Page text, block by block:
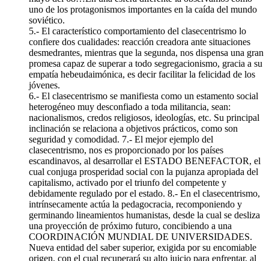
uno de los protagonismos importantes en la caída del mundo
soviético.
5.- El característico comportamiento del clasecentrismo lo
confiere dos cualidades: reacción creadora ante situaciones
desmedrantes, mientras que la segunda, nos dispensa una gran
promesa capaz de superar a todo segregacionismo, gracia a su
empatía hebeudaimónica, es decir facilitar la felicidad de los
jóvenes.
6.- El clasecentrismo se manifiesta como un estamento social
heterogéneo muy desconfiado a toda militancia, sean:
nacionalismos, credos religiosos, ideologías, etc. Su principal
inclinación se relaciona a objetivos prácticos, como son
seguridad y comodidad. 7.- El mejor ejemplo del
clasecentrismo, nos es proporcionado por los países
escandinavos, al desarrollar el ESTADO BENEFACTOR, el
cual conjuga prosperidad social con la pujanza apropiada del
capitalismo, activado por el triunfo del competente y
debidamente regulado por el estado. 8.- En el clasecentrismo,
intrínsecamente actúa la pedagocracia, recomponiendo y
germinando lineamientos humanistas, desde la cual se desliza
una proyección de próximo futuro, concibiendo a una
COORDINACIÓN MUNDIAL DE UNIVERSIDADES.
Nueva entidad del saber superior, exigida por su encomiable
origen, con el cual recuperará su alto juicio para enfrentar, al